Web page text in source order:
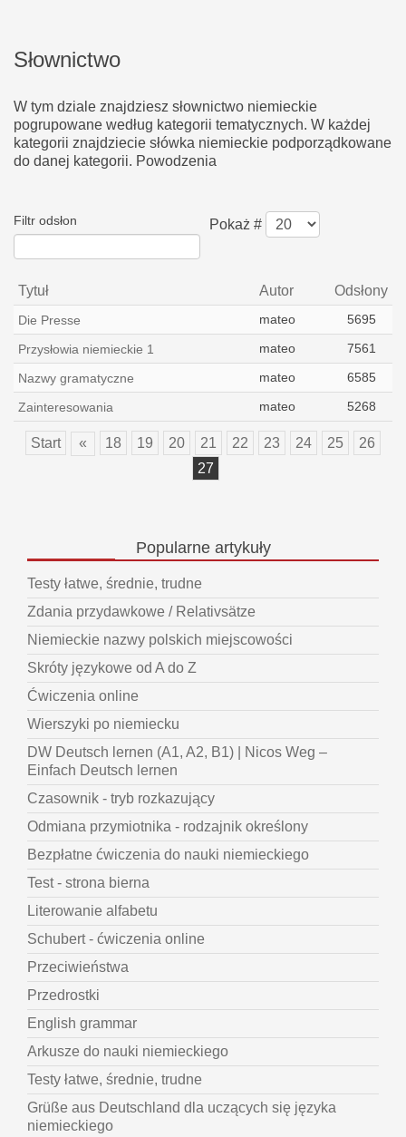
Słownictwo
W tym dziale znajdziesz słownictwo niemieckie
pogrupowane według kategorii tematycznych. W każdej
kategorii znajdziecie słówka niemieckie podporządkowane
do danej kategorii. Powodzenia
Filtr odsłon Pokaż #
Tytuł Autor Odsłony
Die Presse mateo 5695
Przysłowia niemieckie 1 mateo 7561
Nazwy gramatyczne mateo 6585
Zainteresowania mateo 5268
Start « 18 19 20 21 22 23 24 25
26
27
Popularneartykuły
Testy łatwe, średnie, trudne
Zdania przydawkowe / Relativsätze
Niemieckie nazwy polskich miejscowości
Skróty językowe od A do Z
Ćwiczenia online
Wierszyki po niemiecku
DW Deutsch lernen (A1, A2, B1) | Nicos Weg –
Einfach Deutsch lernen
Czasownik - tryb rozkazujący
Odmiana przymiotnika - rodzajnik określony
Bezpłatne ćwiczenia do nauki niemieckiego
Test - strona bierna
Literowanie alfabetu
Schubert - ćwiczenia online
Przeciwieństwa
Przedrostki
English grammar
Arkusze do nauki niemieckiego
Testy łatwe, średnie, trudne
Grüße aus Deutschland dla uczących się języka
niemieckiego